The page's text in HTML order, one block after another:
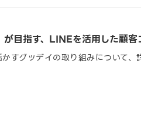
目指す、LINEを活用した顧
すグッデイの取り組みについて、